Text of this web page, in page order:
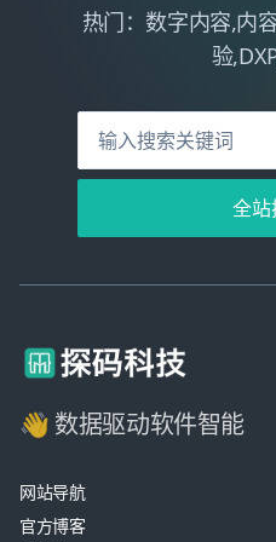
热门：数字内容,内
验
全站
👋 数据驱动软件智能
网站导航
官方博客